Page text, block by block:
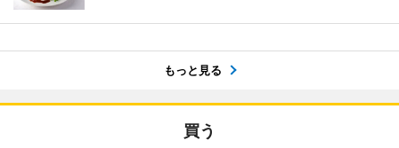
もっと見る
買う